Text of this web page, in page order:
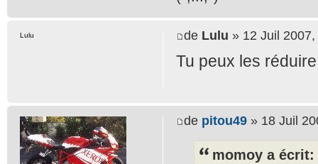
de Lulu » 12 Juil
Tu peux les
Lulu
de pitou49 » 18 Juil
momoy a écrit: